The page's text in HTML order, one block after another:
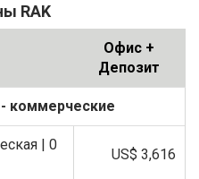
RAK
Офис +
Депозит
коммерческие
| 0
US$ 3,616